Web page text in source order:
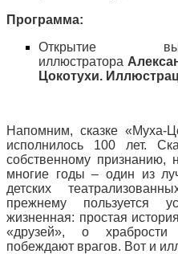
Программа:
Открытие
иллюстратора
Цокотухи.
Напомним, сказке «Муха-
исполнилось 100 лет.
собственному
многие годы – один из
детских
прежнему пользуется
жизненная: простая
«друзей», о
побеждают врагов. Вот и